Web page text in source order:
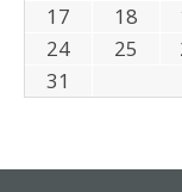
17
18
24
25
31